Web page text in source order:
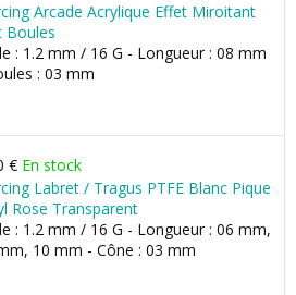
Arcade Acrylique Effet Miroitant
Boules
: 1.2 mm / 16 G - Longueur : 08 mm
: 03 mm
€ En stock
Labret / Tragus PTFE Blanc Pique
Rose Transparent
: 1.2 mm / 16 G - Longueur : 06 mm,
10 mm - Cône : 03 mm